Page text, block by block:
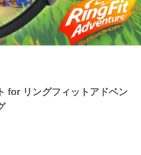
for リングフィットアドベン